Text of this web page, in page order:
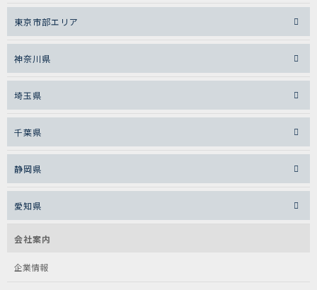
東京市部エリア
神奈川県
埼玉県
千葉県
静岡県
愛知県
会社案内
企業情報